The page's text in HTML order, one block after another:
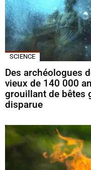
SCIENCE
Des archéologues
vieux de 140 000
grouillant de bêtes
disparue